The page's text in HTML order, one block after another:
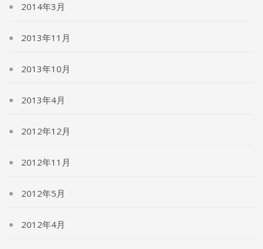
2014年3月
2013年11月
2013年10月
2013年4月
2012年12月
2012年11月
2012年5月
2012年4月